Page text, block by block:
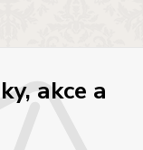
akce a